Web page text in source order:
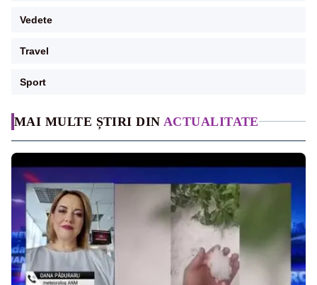
MAI MULTE ȘTIRI DIN ACTUALITATE
Vedete
Travel
Sport